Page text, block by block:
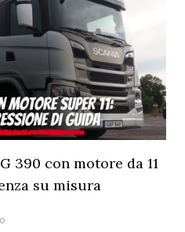
390 con motore da 11
su misura